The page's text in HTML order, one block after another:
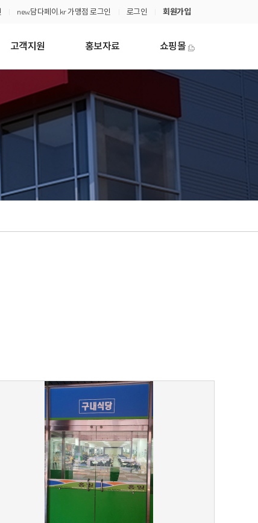
new.담다페이.kr 가맹점 로그인 로그인 회원가입
고객지원 홍보자료 쇼핑몰